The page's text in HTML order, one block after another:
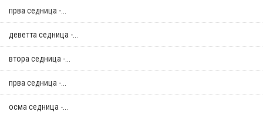
прва седница -...
деветта седница -...
втора седница -...
прва седница -...
осма седница -...